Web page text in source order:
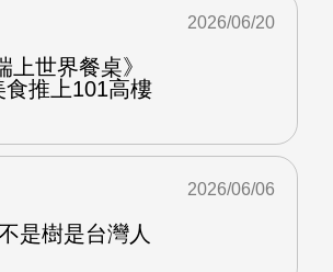
世界餐桌》
推上101高樓
2026/06/20
是樹是台灣人
2026/06/06